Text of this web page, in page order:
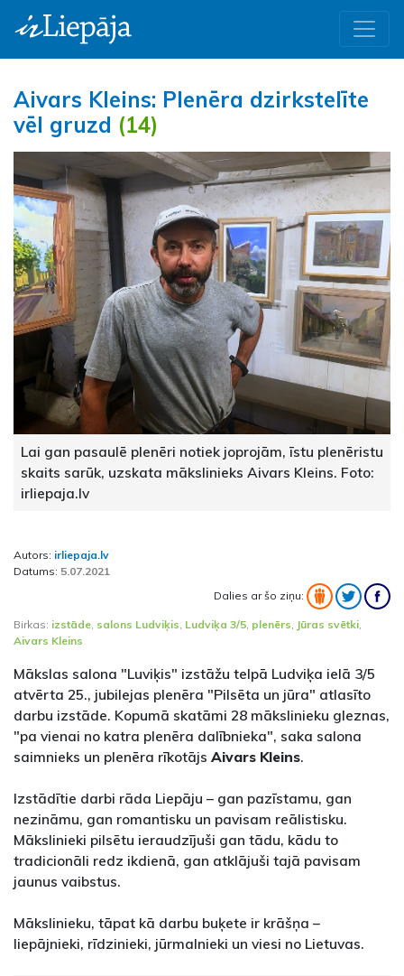
Aivars Kleins: Plenēra dzirkstelīte
vēl gruzd (14)
Lai gan pasaulē plenēri notiek joprojām, īstu plenēristu
skaits sarūk, uzskata mākslinieks Aivars Kleins. Foto:
irliepaja.lv
Autors: irliepaja.lv
Datums: 5.07.2021
Dalies ar šo ziņu:
Birkas: izstāde salons Ludviķis Ludviķa 3/5 plenērs Jūras svētki
Aivars Kleins
Mākslas salona "Luviķis" izstāžu telpā Ludviķa ielā 3/5
atvērta 25., jubilejas plenēra "Pilsēta un jūra" atlasīto
darbu izstāde. Kopumā skatāmi 28 mākslinieku gleznas,
"pa vienai no katra plenēra dalībnieka", saka salona
saimnieks un plenēra rīkotājs Aivars Kleins.
Izstādītie darbi rāda Liepāju – gan pazīstamu, gan
nezināmu, gan romantisku un pavisam reālistisku.
Mākslinieki pilsētu ieraudzījuši gan tādu, kādu to
tradicionāli redz ikdienā, gan atklājuši tajā pavisam
jaunus vaibstus.
Mākslinieku, tāpat kā darbu buķete ir krāšņa –
liepājnieki, rīdzinieki, jūrmalnieki un viesi no Lietuvas.